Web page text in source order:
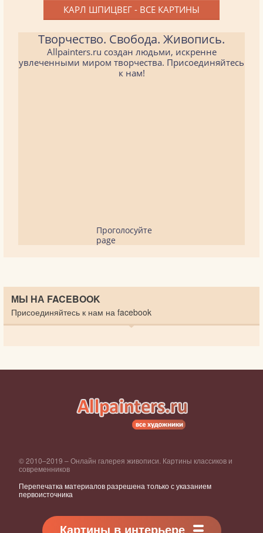
КАРЛ ШПИЦВЕГ - ВСЕ КАРТИНЫ
Творчество. Свобода. Живопись.
Allpainters.ru создан людьми, искренне
увлеченными миром творчества. Присоединяйтесь
к нам!
Проголосуйте
page
МЫ НА FACEBOOK
Присоединяйтесь к нам на facebook
© 2010–2019 – Онлайн галерея живописи. Картины классиков и
современников
Перепечатка материалов разрешена только с указанием
первоисточника
Картины в интерьере